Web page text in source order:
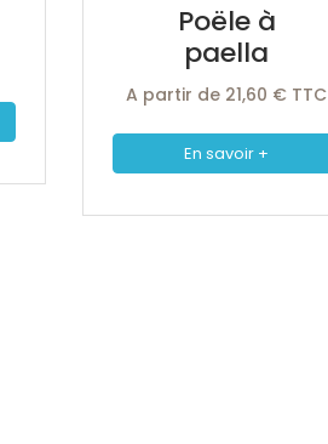
Poële à
paella
A partir de 21,60 € TTC
En savoir +